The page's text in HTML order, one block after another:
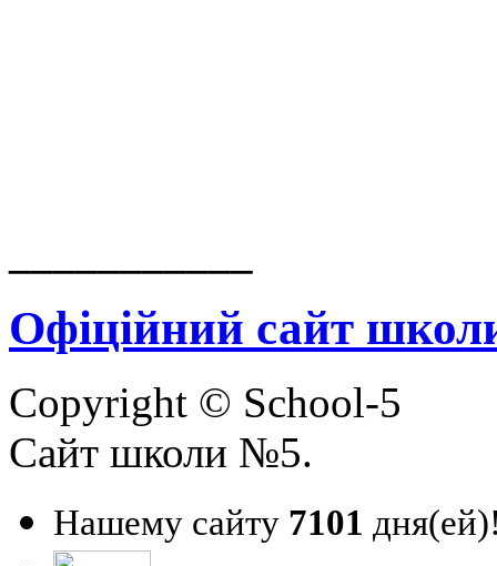
Офіційний сайт
Copyright © School-5
Сайт школи №5.
Нашему сайту 7101